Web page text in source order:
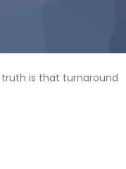
truth is that turnaround